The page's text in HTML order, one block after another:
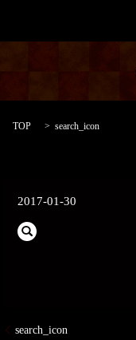
TOP search_icon
2017-01-30
search_icon